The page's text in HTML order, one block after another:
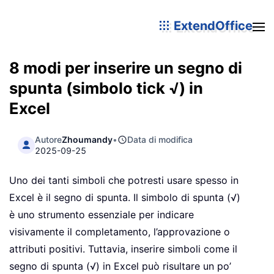
ExtendOffice
8 modi per inserire un segno di
spunta (simbolo tick √) in
Excel
AutoreZhoumandy•
Data di modifica
2025-09-25
Uno dei tanti simboli che potresti usare spesso in
Excel è il segno di spunta. Il simbolo di spunta (√)
è uno strumento essenziale per indicare
visivamente il completamento, l’approvazione o
attributi positivi. Tuttavia, inserire simboli come il
segno di spunta (√) in Excel può risultare un po’